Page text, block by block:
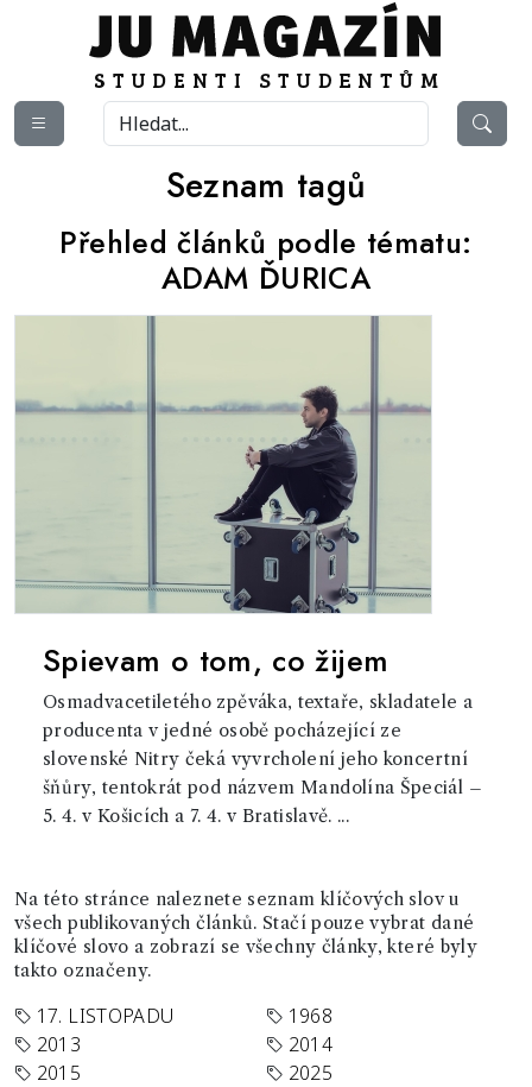
Seznam tagů
Přehled článků podle tématu:
ADAM ĎURICA
Spievam o tom, co žijem
Osmadvacetiletého zpěváka, textaře, skladatele a
producenta v jedné osobě pocházející ze
slovenské Nitry čeká vyvrcholení jeho koncertní
šňůry, tentokrát pod názvem Mandolína Špeciál –
5. 4. v Košicích a 7. 4. v Bratislavě. ...
Na této stránce naleznete seznam klíčových slov u
všech publikovaných článků. Stačí pouze vybrat dané
klíčové slovo a zobrazí se všechny články, které byly
takto označeny.
17. LISTOPADU
1968
2013
2014
2015
2025